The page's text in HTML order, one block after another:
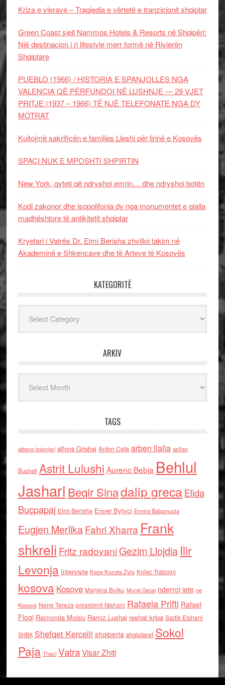
Kriza e vlerave – Tragjedia e vërtetë e tranzicionit shqiptar
Green Coast sjell Nammos Hotels & Resorts në Shqipëri:
Një destinacion i ri lifestyle merr formë në Rivierën
Shqiptare
PUEBLO (1966) / HISTORIA E SPANJOLLES NGA
VALENCIA QË PËRFUNDOI NË LUSHNJE — 29 VJET
PRITJE (1937 – 1966) TË NJË TELEFONATE NGA DY
MOTRAT
Kujtojmë sakrificën e familjes Lleshi për lirinë e Kosovës
SPAÇI NUK E MPOSHTI SHPIRTIN
New York, qyteti që ndryshoi emrin… dhe ndryshoi botën
Kodi zakonor dhe isopolifonia dy nga monumentet e gjalla
madhështore të antikitetit shqiptar
Kryetari i Vatrës Dr. Elmi Berisha zhvilloi takim në
Akademinë e Shkencave dhe të Arteve të Kosovës
KATEGORITË
ARKIV
TAGS
albano kolonjari alfons Grishaj Anton Cefa arben llalla asllan
Bushati Astrit Lulushi Aurenc Bebja Behlul
Jashari Beqir Sinadalip grecaElida
Buçpapaj Elmi Berisha Enver Bytyci Ermira Babamusta
Eugjen MerlikaFahri Xharra Frank
shkreli Fritz radovaniGezim Llojdia Ilir
Levonja Interviste Keze Kozeta Zylo Kolec Traboini
kosova Kosove Marjana Bulku Murat Gecaj nderroi jete ne
Kosove Nene Tereza presidenti Nishani Rafaela Prifti Rafael
Floqi Raimonda Moisiu Ramiz Lushaj reshat kripa Sadik Elshani
SHBA Shefqet Kercelli shqiperia shqiptaret Sokol
Paja Thaci VatraVisar Zhiti